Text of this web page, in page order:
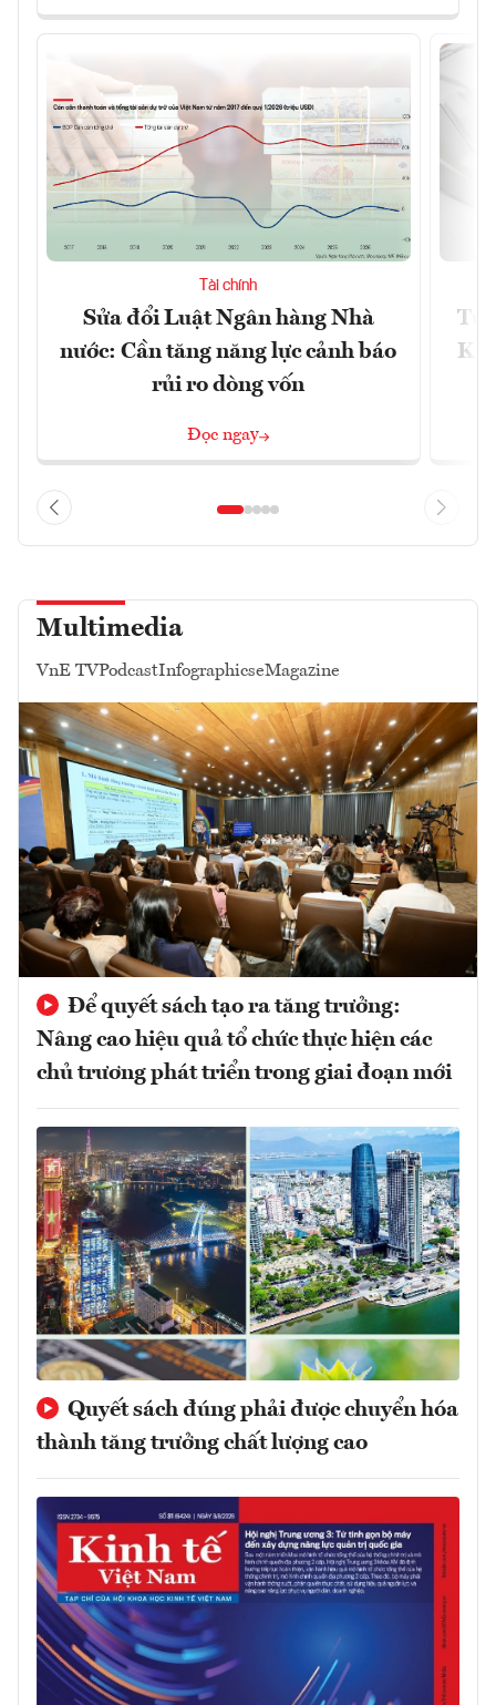
Tài chính
Sửa đổi Luật Ngân hàng Nhà
nước: Cần tăng năng lực cảnh báo
rủi ro dòng vốn
Đọc ngay
Từ
Multimedia
VnE TVPodcastInfographicseMagazine
Để quyết sách tạo ra tăng trưởng:
Nâng cao hiệu quả tổ chức thực hiện các
chủ trương phát triển trong giai đoạn mới
Quyết sách đúng phải được chuyển hóa
thành tăng trưởng chất lượng cao